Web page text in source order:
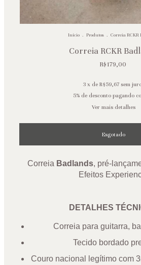
Início . Produtos . Correia RCKR
Correia RCKR
R$179,00
3 x de R$59,67 sem
5% de descontopagando
Ver mais detalhes
Correia Badlands, pré-
Efeitos
DETALHES
Correia para guitarra,
Tecido bordado
Couro nacional legítimo com